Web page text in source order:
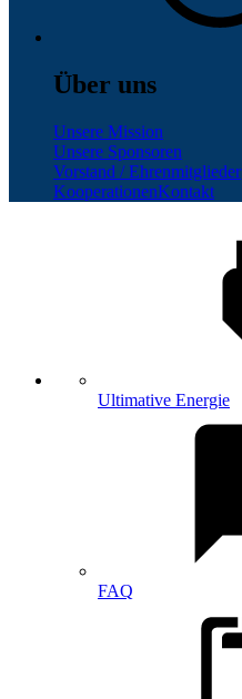
Über uns
Unsere Mission
Unsere Sponsoren
Vorstand / Ehrenmitglieder
KooperationenKontakt
Ultimative Energie
FAQ